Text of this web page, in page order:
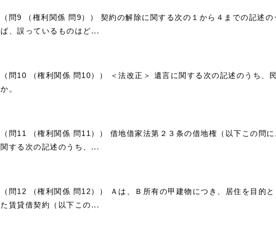
（問9 （権利関係 問9）） 契約の解除に関する次の１から４までの記述
ば、誤っているものはど...
（問10 （権利関係 問10）） ＜法改正＞ 遺言に関する次の記述のうち、
か。
（問11 （権利関係 問11）） 借地借家法第２３条の借地権（以下この問
関する次の記述のうち、...
（問12 （権利関係 問12）） Ａは、Ｂ所有の甲建物につき、居住を目的
た賃貸借契約（以下この...